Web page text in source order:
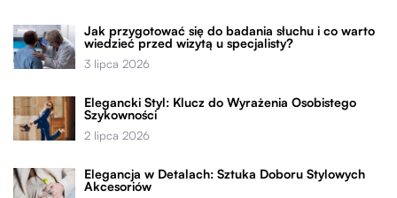
Jak przygotować się do badania słuchu i co warto
wiedzieć przed wizytą u specjalisty?
3 lipca 2026
Elegancki Styl: Klucz do Wyrażenia Osobistego
Szykowności
2 lipca 2026
Elegancja w Detalach: Sztuka Doboru Stylowych
Akcesoriów